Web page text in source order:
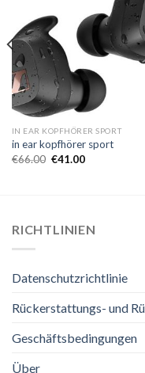
IN EAR KOPFHÖRER SPORT
in ear kopfhörer sport
€66.00 €41.00
RICHTLINIEN
Datenschutzrichtlinie
Rückerstattungs- und
Geschäftsbedingungen
Über